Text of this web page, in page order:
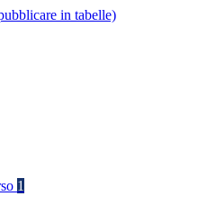
in tabelle)
1